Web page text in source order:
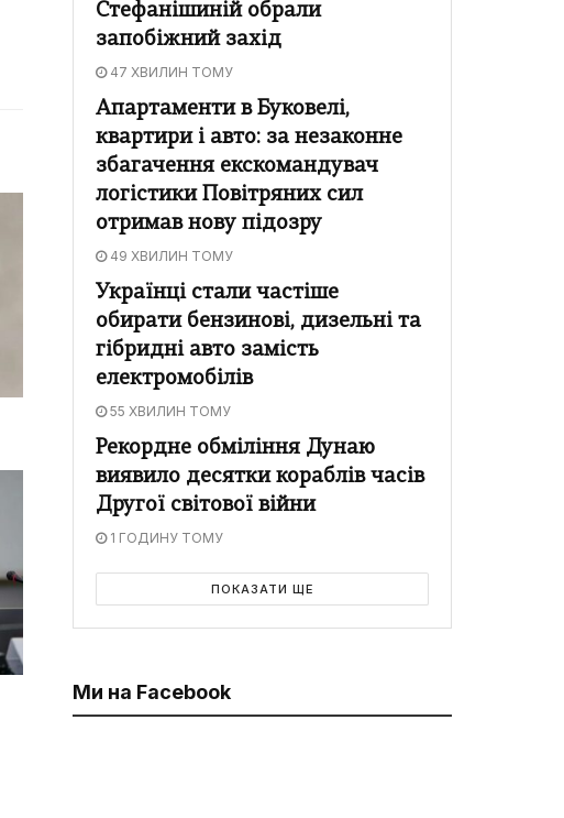
Стефанішиній обрали
запобіжний захід
47 ХВИЛИН ТОМУ
Апартаменти в Буковелі,
квартири і авто: за незаконне
збагачення екскомандувач
логістики Повітряних сил
отримав нову підозру
49 ХВИЛИН ТОМУ
Українці стали частіше
обирати бензинові, дизельні та
гібридні авто замість
електромобілів
55 ХВИЛИН ТОМУ
Рекордне обміління Дунаю
виявило десятки кораблів часів
Другої світової війни
1 ГОДИНУ ТОМУ
ПОКАЗАТИ ЩЕ
Ми на Facebook